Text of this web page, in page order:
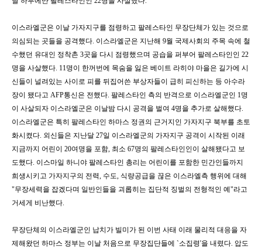
이스라엘군은 이날 가자지구를 점령하고 팔레스타인 무장단체가 있는 것으로
의심되는 곳들을 공격했다. 이스라엘군은 지난해 9월 국제사회의 주목 속에 철
수했던 유대인 정착촌 3곳을 다시 점령했으며 공습을 퍼부어 팔레스타인인 22
명을 사살했다. 11명이 한꺼번에 목숨을 잃은 베이트 라히야 마을은 길가에 시
신들이 널려있는 사이로 피를 뒤집어쓴 부상자들이 급히 피신하는 등 아수라
장이 됐다고 AFP통신은 전했다. 팔레스타인 측의 반격으로 이스라엘군인 1명
이 사살되자 이스라엘군은 이날밤 다시 공격을 벌여 4명을 추가로 살해했다.
이스라엘군은 특히 팔레스타인 하마스 정권의 근거지인 가자지구 북부를 초토
화시켰다. 외신들은 지난달 27일 이스라엘군의 가자지구 공격이 시작된 이래
지금까지 어린이 20여명을 포함, 최소 67명의 팔레스타인인이 살해됐다고 보
도했다. 이스마일 하니야 팔레스타인 총리는 어린이를 포함한 민간인들까지
희생시키고 가자지구의 전력, 수도, 식량공급을 끊은 이스라엘측 행위에 대해
"무장세력을 잡겠다며 일반인들을 괴롭히는 집단적 징벌의 전형적인 예"라고
거세게 비난했다.
무장단체의 이스라엘군인 납치가 빌미가 된 이번 사태 이래 물리적 대응을 자
제해왔던 하마스 정부는 이날 처음으로 무장집단들에 `소집령'을 내렸다. 압도